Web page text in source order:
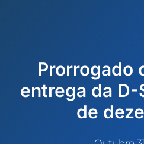
Prorrogado
entrega da D-
de